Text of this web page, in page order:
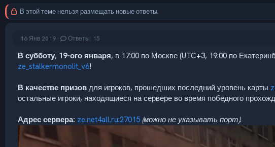
о
р
м
ы
а
н
а
а
и
В этой теме нельзя размещать новые ответы.
16 Янв 2019 Ответы: 15
В субботу, 19-ого января, в 17:00 по Москве (UTC+3, 19:00 по
ze_stalkermonolit_v6!
В качестве призов для игроков, прошедших последний уровень карты
остальные игроки, находящиеся на сервере во время победного
Адрес сервера: ze.net4all.ru:27015 (можно не указывать порт).